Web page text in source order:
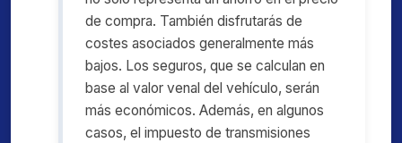
de compra. También disfrutarás de
costes asociados generalmente más
bajos. Los seguros, que se calculan en
base al valor venal del vehículo, serán
más económicos. Además, en algunos
casos, el impuesto de transmisiones